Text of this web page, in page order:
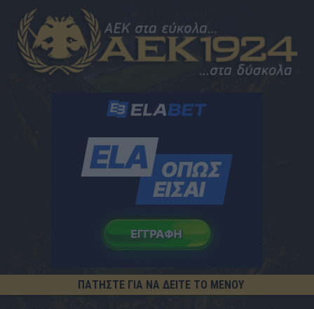
ΠΑΤΗΣΤΕ ΓΙΑ ΝΑ ΔΕΙΤΕ ΤΟ ΜΕΝΟΥ